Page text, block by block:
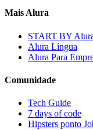
Mais Alura
START BY
Alura Língua
Alura Para
Comunidade
Tech Guide
7 days of code
Hipsters ponto